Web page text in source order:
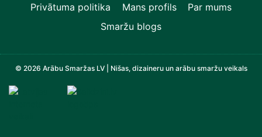
Privātuma politika
Mans profils
Par mums
Smaržu blogs
© 2026 Arābu Smaržas LV | Nišas, dizaineru un arābu smaržu veikals